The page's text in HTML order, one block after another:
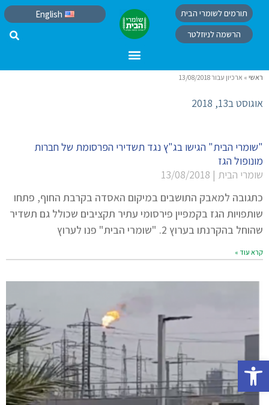
פתח סרגל נגישות
תורמים לשומרי הבית
הרשמה לניוזלטר
English
ראשי » ארכיון עבור 13/08/2018
אוגוסט ב13, 2018
"שומרי הבית" הגישו בג"ץ נגד תשדירי הפרסומת של חברות
מונופול הגז
שומרי הבית
כתגובה למאבק התושבים במיקום האסדה בקרבת החוף, פתחו
שותפויות הגז בקמפיין פירסומי עתיר תקציבים שכולל גם תשדיר
שהוחל בהקרנתו בערוץ 2. "שומרי הבית" פנו לערוץ
קרא עוד »